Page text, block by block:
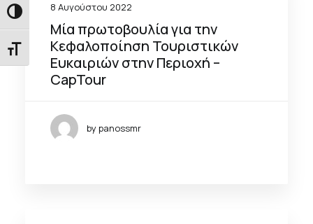
Εναλλαγή Υψηλής Αντίθεσης
Εναλλαγή Μεγέθους Γραμμάτων
8 Αυγούστου 2022
Μία πρωτοβουλία για την
Κεφαλοποίηση Τουριστικών
Ευκαιριών στην Περιοχή –
CapTour
by panossmr